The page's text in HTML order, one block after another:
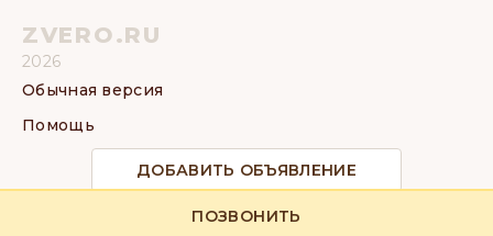
ПОЗВОНИТЬ
ZVERO.RU
2026
Обычная версия
Помощь
ДОБАВИТЬ ОБЪЯВЛЕНИЕ